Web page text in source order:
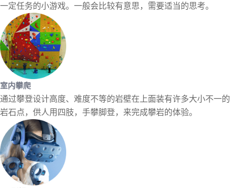
一定任务的小游戏。一般会比较有意思，需要适当的思考。
室内攀爬
通过攀登设计高度、难度不等的岩壁在上面装有许多大小不一的
岩石点，供人用四肢，手攀脚登，来完成攀岩的体验。